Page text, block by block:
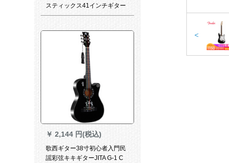
スティックス41インチギター
初心者入門男女通用gitar 41イ
￥ 2,144 円(税込)
歌西ギター38寸初心者入門民
謡彩弦キキギターJITA G-1 C
<